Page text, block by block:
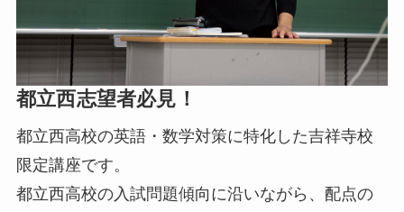
都立西志望者必見！
都立西高校の英語・数学対策に特化した吉祥寺校
限定講座です。
都立西高校の入試問題傾向に沿いながら、配点の